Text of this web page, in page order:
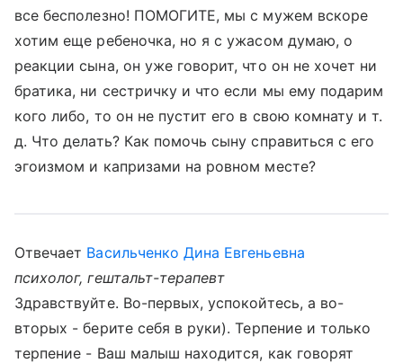
все бесполезно! ПОМОГИТЕ, мы с мужем вскоре
хотим еще ребеночка, но я с ужасом думаю, о
реакции сына, он уже говорит, что он не хочет ни
братика, ни сестричку и что если мы ему подарим
кого либо, то он не пустит его в свою комнату и т.
д. Что делать? Как помочь сыну справиться с его
эгоизмом и капризами на ровном месте?
Отвечает Васильченко Дина Евгеньевна
психолог, гештальт-терапевт
Здравствуйте. Во-первых, успокойтесь, а во-
вторых - берите себя в руки). Терпение и только
терпение - Ваш малыш находится, как говорят